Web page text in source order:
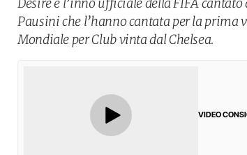
Pausini che l’hanno cantata per la prima
Mondiale per Club vinta dal Chelsea.
VIDEO